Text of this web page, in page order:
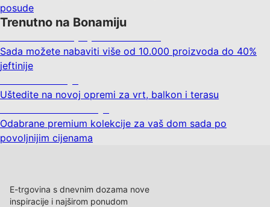
posude
Trenutno na Bonamiju
Sada možete nabaviti više od 10.000 proizvoda do 40%
jeftinije
Uštedite na novoj opremi za vrt, balkon i terasu
Odabrane premium kolekcije za vaš dom sada po
povoljnijim cijenama
E-trgovina s dnevnim dozama nove
inspiracije i najširom ponudom